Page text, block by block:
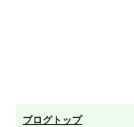
ブログトップ